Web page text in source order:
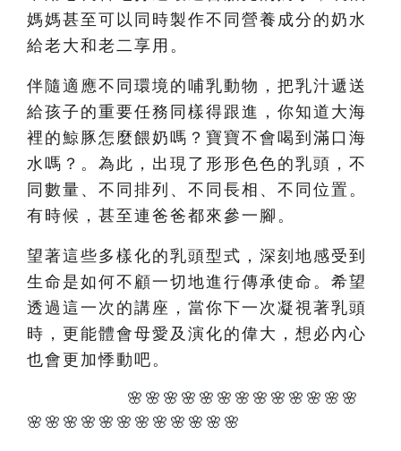
媽媽甚至可以同時製作不同營養成分的奶水
給老大和老二享用。
伴隨適應不同環境的哺乳動物，把乳汁遞送
給孩子的重要任務同樣得跟進，你知道大海
裡的鯨豚怎麼餵奶嗎？寶寶不會喝到滿口海
水嗎？。為此，出現了形形色色的乳頭，不
同數量、不同排列、不同長相、不同位置。
有時候，甚至連爸爸都來參一腳。
望著這些多樣化的乳頭型式，深刻地感受到
生命是如何不顧一切地進行傳承使命。希望
透過這一次的講座，當你下一次凝視著乳頭
時，更能體會母愛及演化的偉大，想必內心
也會更加悸動吧。
🌸🌸🌸🌸🌸🌸🌸🌸🌸🌸🌸🌸🌸
🌸🌸🌸🌸🌸🌸🌸🌸🌸🌸🌸🌸